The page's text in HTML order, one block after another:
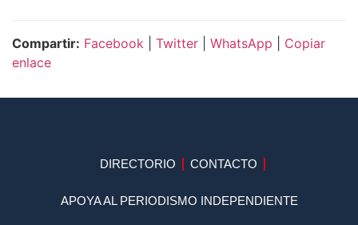
Compartir: Facebook Twitter WhatsApp
Copiar
enlace
DIRECTORIO CONTACTO
APOYA AL PERIODISMO INDEPENDIENTE